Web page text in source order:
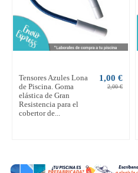
Tensores Azules Lona
de Piscina. Goma
elástica de Gran
Resistencia para el
cobertor de...
1,00 €
2,00 €